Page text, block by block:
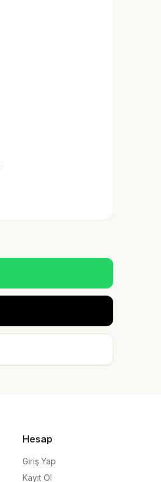
Hesap
Giriş Yap
Kayıt Ol